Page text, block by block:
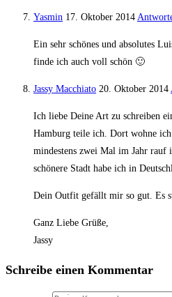
Yasmin 17. Oktober 2014
Ein sehr schönes und absolutes
finde ich auch voll schön 🙂
Jassy Macchiato 20. Oktober 2014
Ich liebe Deine Art zu schreiben
Hamburg teile ich. Dort wohne
mindestens zwei Mal im Jahr rauf
schönere Stadt habe ich in
Dein Outfit gefällt mir so gut. Es
Ganz Liebe Grüße,
Jassy
Schreibe einen Kommentar